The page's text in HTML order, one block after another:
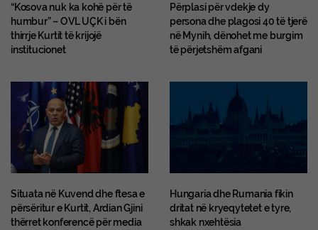
“Kosova nuk ka kohë për të
humbur” – OVL UÇK i bën
thirrje Kurtit të krijojë
institucionet
Përplasi për vdekje dy
persona dhe plagosi 40 të tjerë
në Mynih, dënohet me burgim
të përjetshëm afgani
Situata në Kuvend dhe ftesa e
përsëritur e Kurtit, Ardian Gjini
thërret konferencë për media
Hungaria dhe Rumania fikin
dritat në kryeqytetet e tyre,
shkak nxehtësia